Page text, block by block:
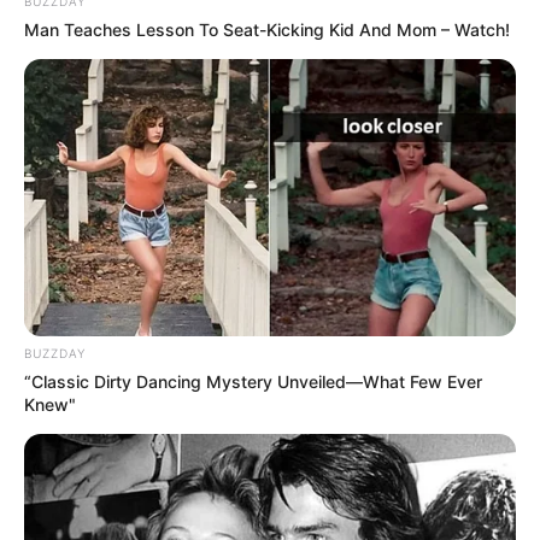
As regulamentações da Lei nº 13.595 alteraram a Lei nº 11.350, de
5 de outubro de 2006, que apontavam as atribuições, a jornada e
as condições de trabalho, o grau de formação profissional, os
cursos de formação técnica e continuada e a indenização de
transporte dos Agentes Comunitários de Saúde e Agentes de
Combate às Endemias.
Sendo o mês de outubro importante para os profissionais, vale
destacar que os agentes comunitários de saúde foram
homenageados com uma data comemorativa para relembrar a
importância de suas atribuições: 4 de outubro.
O que faz um Agente de Combate às Endemias?
Vistoria de residências, depósitos, terrenos baldios e
estabelecimentos comerciais para buscar focos endêmicos.
Inspeção cuidadosa de caixas d’água, calhas e telhados. Aplicação
de larvicidas e inseticidas. Orientações quanto à prevenção e
tratamento de doenças infecciosas. Recenseamento de animais.
Man Teaches Lesson To Seat-Kicking Kid And Mom – Watch!
BUZZDAY
“Classic Dirty Dancing Mystery Unveiled—What Few Ever
Knew"